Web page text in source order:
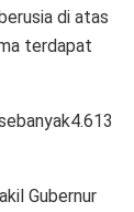
di atas
terdapat
Gubernur